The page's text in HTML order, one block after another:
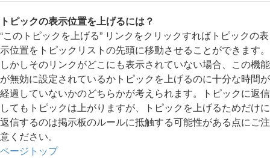
トピックの表示位置を上げるには？
“このトピックを上げる” リンクをクリックすればトピックの表
示位置をトピックリストの先頭に移動させることができます。
しかしそのリンクがどこにも表示されていない場合、この機能
が無効に設定されているかトピックを上げるのに十分な時間が
経過していないかのどちらかが考えられます。トピックに返信
してもトピックは上がりますが、トピックを上げるためだけに
返信するのは掲示板のルールに抵触する可能性がある点にご注
意ください。
ページトップ